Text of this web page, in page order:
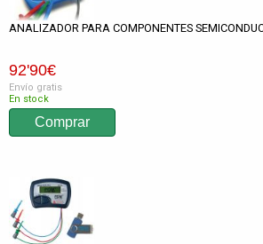
ANALIZADOR PARA COMPONENTES
92'90€
Envío gratis
En stock